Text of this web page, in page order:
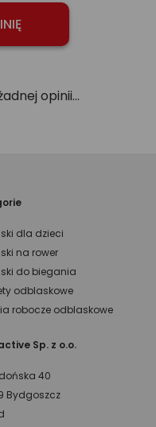
opinii...
dla dzieci
na rower
do biegania
odblaskowe
robocze odblaskowe
Sp. z o.o.
40
Bydgoszcz